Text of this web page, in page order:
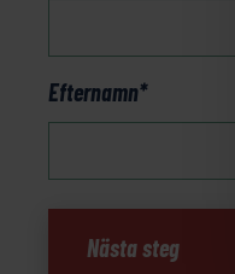
Efternamn*
Nästa steg